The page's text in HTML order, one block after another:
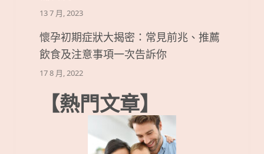
13 7 月, 2023
懷孕初期症狀大揭密：常見前兆、推薦
飲食及注意事項一次告訴你
17 8 月, 2022
【熱門文章】